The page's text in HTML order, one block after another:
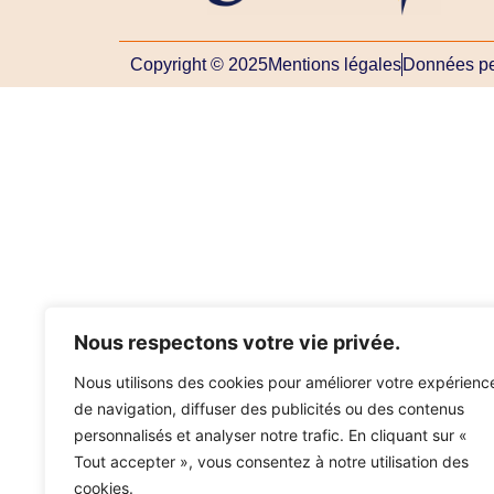
Nous respectons votre vie privée.
Nous utilisons des cookies pour améliorer votre
de navigation, diffuser des publicités ou des contenus
personnalisés et analyser notre trafic. En cliquant sur «
Tout accepter », vous consentez à notre utilisation des
cookies.
Copyright © 2025Mentions légales Données